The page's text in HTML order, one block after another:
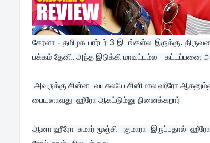
கேரளா - தமிழக பார்டர் 3 இடங்கள்ல இருக்கு.
பக்கம் தேனி. அந்த இடுக்கி மாவட்டம்ல    கட்டப்பனை
அவருக்கு சின்ன  வயசுலயே சினிமால ஹீரோ ஆகனும்னு ஆசை,. ஆனா அது நிறைவேறலை. சரி தான் தான் ஹீரோ ஆக முடியல , நம்ம
பையனாவது  ஹீரோ ஆகட்டும்னு நினைக்கறார்
ஆனா ஹீரோ  சுமார் மூஞ்சி   குமாரா  இருப்பதால்